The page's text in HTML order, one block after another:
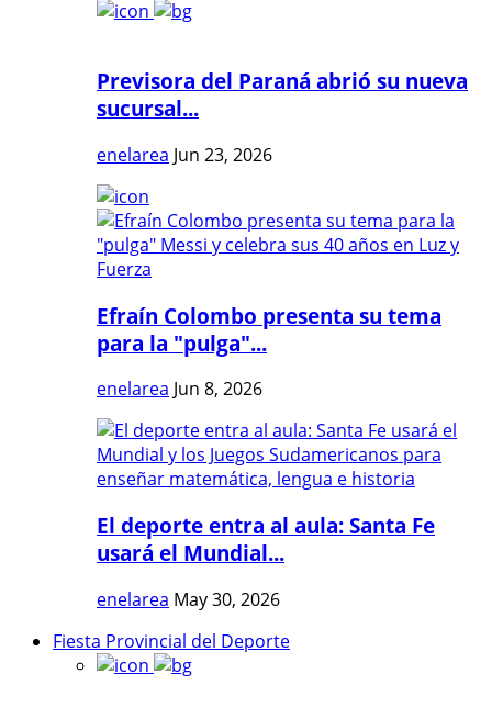
Previsora del Paraná abrió su nueva
sucursal...
enelarea Jun 23, 2026
Efraín Colombo presenta su tema
para la "pulga"...
enelarea Jun 8, 2026
El deporte entra al aula: Santa Fe
usará el Mundial...
enelarea May 30, 2026
Fiesta Provincial del Deporte